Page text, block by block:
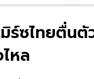
ร์ซไทยตื่น
หล